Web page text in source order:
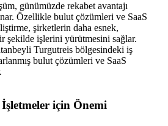
günümüzde rekabet avantajı
Özellikle bulut çözümleri ve SaaS
şirketlerin daha esnek,
şekilde işlerini yürütmesini sağlar.
Turgutreis bölgesindeki iş
bulut çözümleri ve SaaS
için Önemi